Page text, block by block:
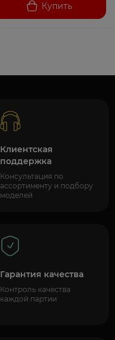
Купить
Клиентская
поддержка
Консультация по
ассортименту и подбору
моделей
Гарантия качества
Контроль качества
каждой партии